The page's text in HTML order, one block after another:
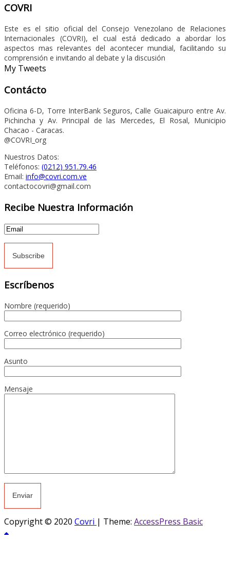
COVRI
Este es el sitio oficial del Consejo Venezolano de Relaciones
Internacionales (COVRI), el cual está dedicado a abordar los
aspectos mas relevantes del acontecer mundial, facilitando su
comprensión e invitando al debate y la discusión
My Tweets
Contácto
Oficina 6-D, Torre InterBank Seguros, Calle Guaicaipuro entre Av.
Pichincha y Av. Principal de las Mercedes, El Rosal, Municipio
Chacao - Caracas.
@COVRI_org
Nuestros Datos:
Teléfonos: (0212) 951.79.46
Email: info@covri.com.ve
contactocovri@gmail.com
Recibe Nuestra Información
Escríbenos
Nombre (requerido)
Correo electrónico (requerido)
Asunto
Mensaje
Copyright © 2020 Covri | Theme: AccessPress Basic